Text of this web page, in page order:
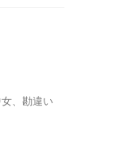
、勘違い